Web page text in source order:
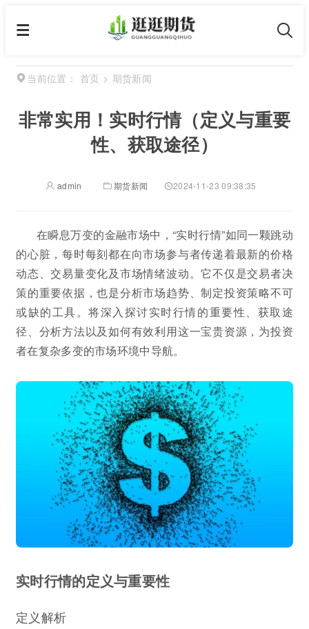
当前位置： 首页 > 期货新闻
非常实用！实时行情（定义与重要
性、获取途径）
admin 期货新闻 2024-11-23 09:38:35
在瞬息万变的金融市场中，“实时行情”如同一颗跳动
的心脏，每时每刻都在向市场参与者传递着最新的价格
动态、交易量变化及市场情绪波动。它不仅是交易者决
策的重要依据，也是分析市场趋势、制定投资策略不可
或缺的工具。将深入探讨实时行情的重要性、获取途
径、分析方法以及如何有效利用这一宝贵资源，为投资
者在复杂多变的市场环境中导航。
实时行情的定义与重要性
定义解析